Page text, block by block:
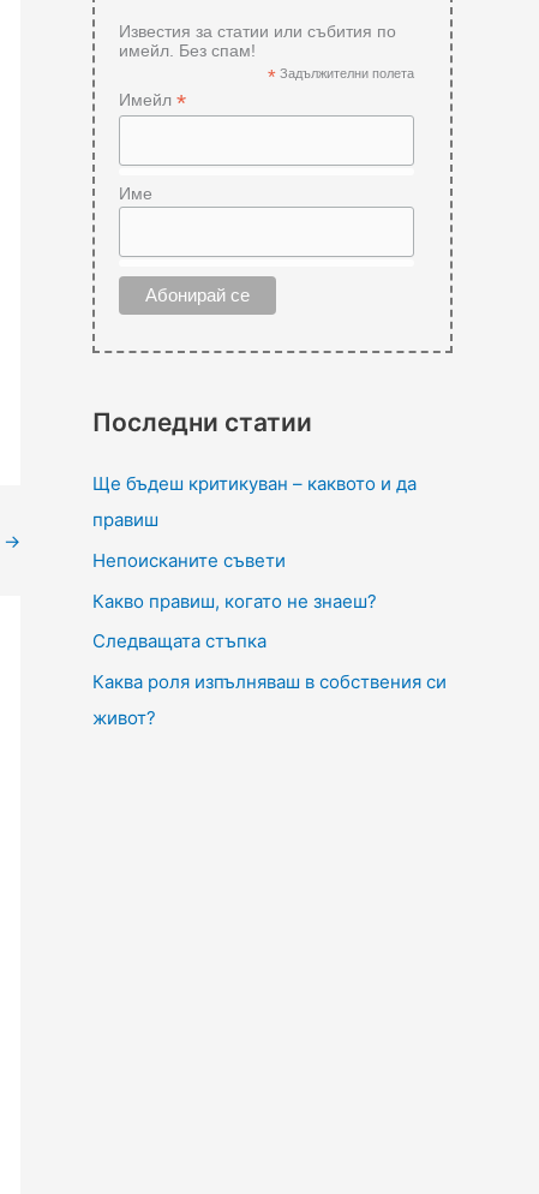
→
Известия за статии или събития по
имейл. Без спам!
*Задължителни полета
Имейл *
Име
Последни статии
Ще бъдеш критикуван – каквото и да
правиш
Непоисканите съвети
Какво правиш, когато не знаеш?
Следващата стъпка
Каква роля изпълняваш в собствения си
живот?